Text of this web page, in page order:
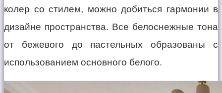
колер со стилем, можно добиться гармонии в
дизайне пространства. Все белоснежные тона
от бежевого до пастельных образованы с
использованием основного белого.